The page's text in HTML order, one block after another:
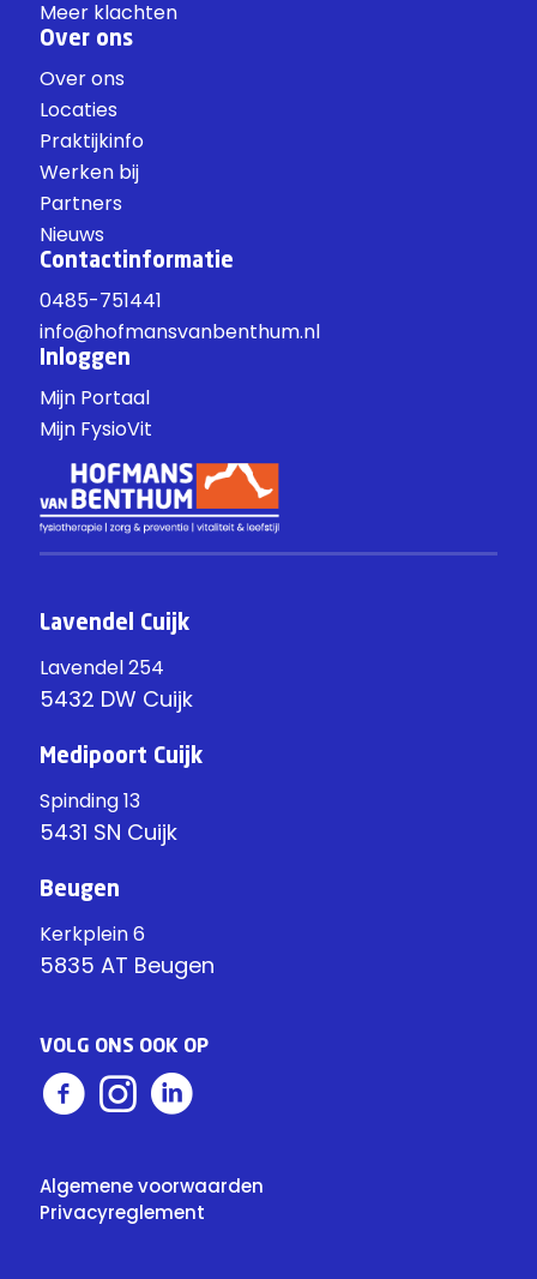
Meer klachten
Over ons
Over ons
Locaties
Praktijkinfo
Werken bij
Partners
Nieuws
Contactinformatie
0485-751441
info@hofmansvanbenthum.nl
Inloggen
Mijn Portaal
Mijn FysioVit
Lavendel Cuijk
Lavendel 254
5432 DW Cuijk
Medipoort Cuijk
Spinding 13
5431 SN Cuijk
Beugen
Kerkplein 6
5835 AT Beugen
VOLG ONS OOK OP
Algemene voorwaarden
Privacyreglement